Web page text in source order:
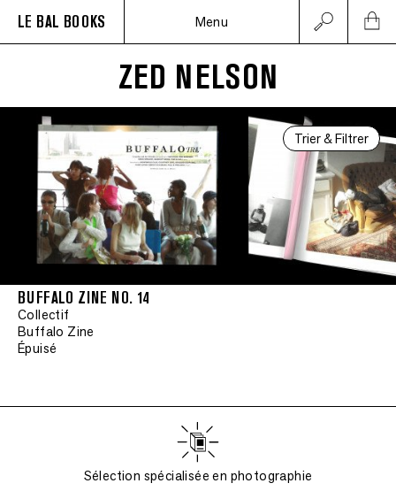
LE BAL BOOKS Menu
ZED NELSON
Trier & Filtrer
BUFFALO ZINE NO. 14
Collectif
Buffalo Zine
Épuisé
Sélection spécialisée en photographie